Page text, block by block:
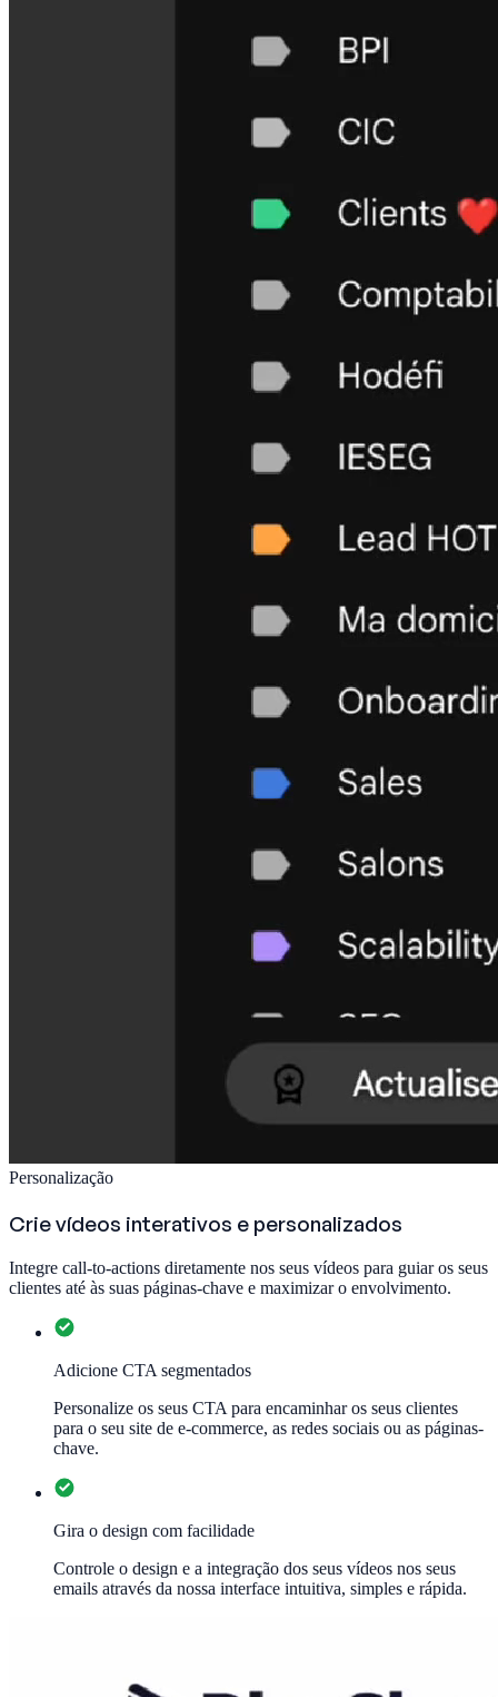
Personalização
Crie vídeos interativos e personalizados
Integre call-to-actions diretamente nos seus vídeos para guiar os seus
clientes até às suas páginas-chave e maximizar o envolvimento.
Adicione CTA segmentados
Personalize os seus CTA para encaminhar os seus clientes
para o seu site de e-commerce, as redes sociais ou as páginas-
chave.
Gira o design com facilidade
Controle o design e a integração dos seus vídeos nos seus
emails através da nossa interface intuitiva, simples e rápida.